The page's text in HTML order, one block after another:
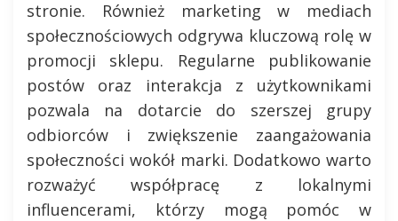
stronie. Również marketing w mediach
społecznościowych odgrywa kluczową rolę w
promocji sklepu. Regularne publikowanie
postów oraz interakcja z użytkownikami
pozwala na dotarcie do szerszej grupy
odbiorców i zwiększenie zaangażowania
społeczności wokół marki. Dodatkowo warto
rozważyć współpracę z lokalnymi
influencerami, którzy mogą pomóc w